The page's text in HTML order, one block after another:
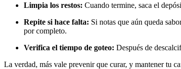
Limpia los restos: Cuando termine, saca el
Repite si hace falta: Si notas que aún queda
por completo.
Verifica el tiempo de goteo: Después de
La verdad, más vale prevenir que curar, y mantener tu